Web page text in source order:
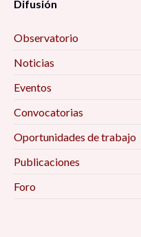
Difusión
Observatorio
Noticias
Eventos
Convocatorias
Oportunidades de trabajo
Publicaciones
Foro